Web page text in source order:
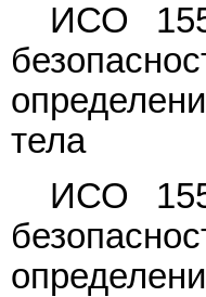
ИСО
тела
ИСО